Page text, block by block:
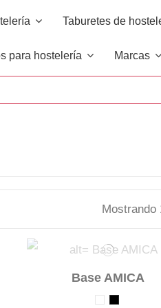
Taburetes de
para hostelería Marcas
Mostrando
Base AMICA